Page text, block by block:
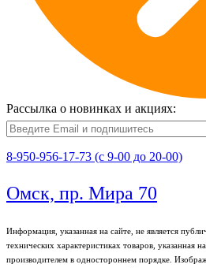
Рассылка о новинках и акциях:
8-950-956-17-73 (с 9-00 до 20-00)
Омск, пр. Мира 70
Информация, указанная на сайте, не является
технических характеристиках товаров, указанная
производителем в одностороннем порядке.